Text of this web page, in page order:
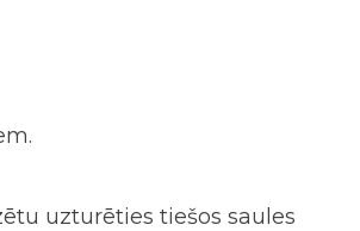
uzturēties tiešos saules